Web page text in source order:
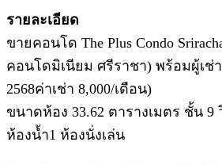
รายละเอียด
ขายคอนโด The Plus Condo
คอนโดมิเนียม ศรีราชา) พร้อมผู้เช่
2568ค่าเช่า 8,000/เดือน)
ขนาดห้อง 33.62 ตารางเมตร ชั้น 9
ห้องน้ำ1 ห้องนั่งเล่น